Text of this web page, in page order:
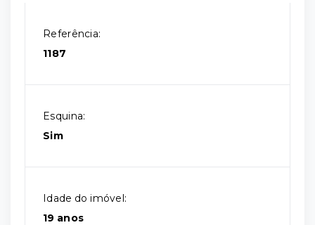
Referência:
1187
Esquina:
Sim
Idade do imóvel:
19 anos